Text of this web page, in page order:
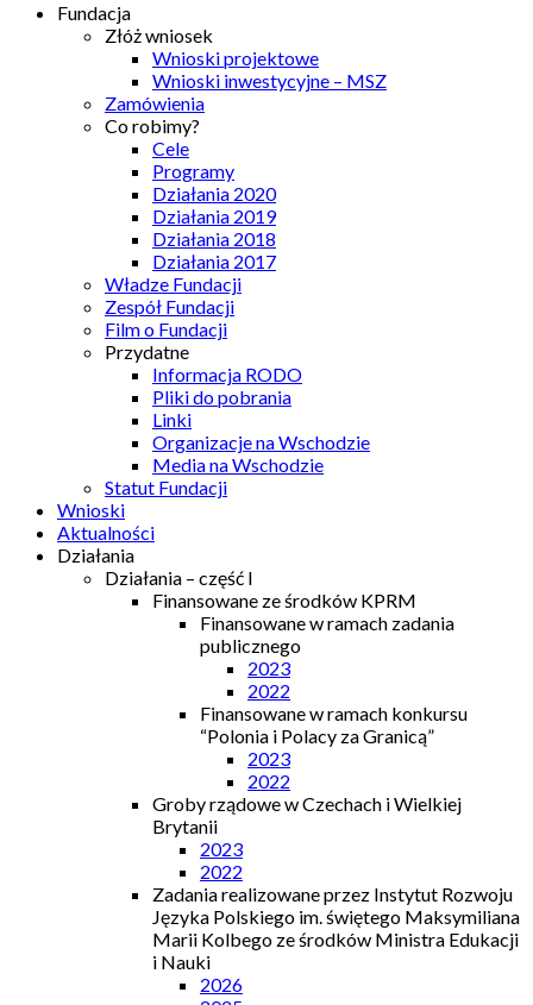
Fundacja
Złóż wniosek
Wnioski projektowe
Wnioski inwestycyjne – MSZ
Zamówienia
Co robimy?
Cele
Programy
Działania 2020
Działania 2019
Działania 2018
Działania 2017
Władze Fundacji
Zespół Fundacji
Film o Fundacji
Przydatne
Informacja RODO
Pliki do pobrania
Linki
Organizacje na Wschodzie
Media na Wschodzie
Statut Fundacji
Wnioski
Aktualności
Działania
Działania – część I
Finansowane ze środków KPRM
Finansowane w ramach zadania
publicznego
2023
2022
Finansowane w ramach konkursu
“Polonia i Polacy za Granicą”
2023
2022
Groby rządowe w Czechach i Wielkiej
Brytanii
2023
2022
Zadania realizowane przez Instytut Rozwoju
Języka Polskiego im. świętego Maksymiliana
Marii Kolbego ze środków Ministra Edukacji
i Nauki
2026